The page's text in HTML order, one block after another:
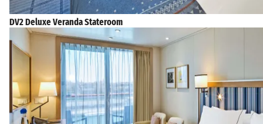
DV2 Deluxe Veranda Stateroom